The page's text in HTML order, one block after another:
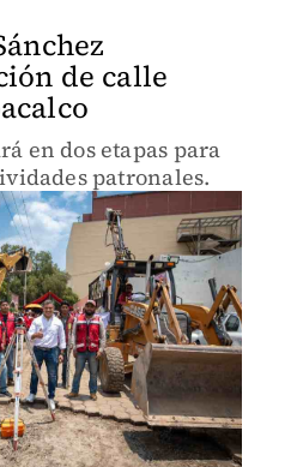
de calle
en dos etapas para
patronales.